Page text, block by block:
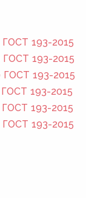
193-2015
193-2015
193-2015
193-2015
193-2015
193-2015